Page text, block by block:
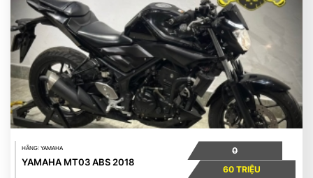
HÃNG: YAMAHA
YAMAHA MT03 ABS 2018
0
60 TRIỆU